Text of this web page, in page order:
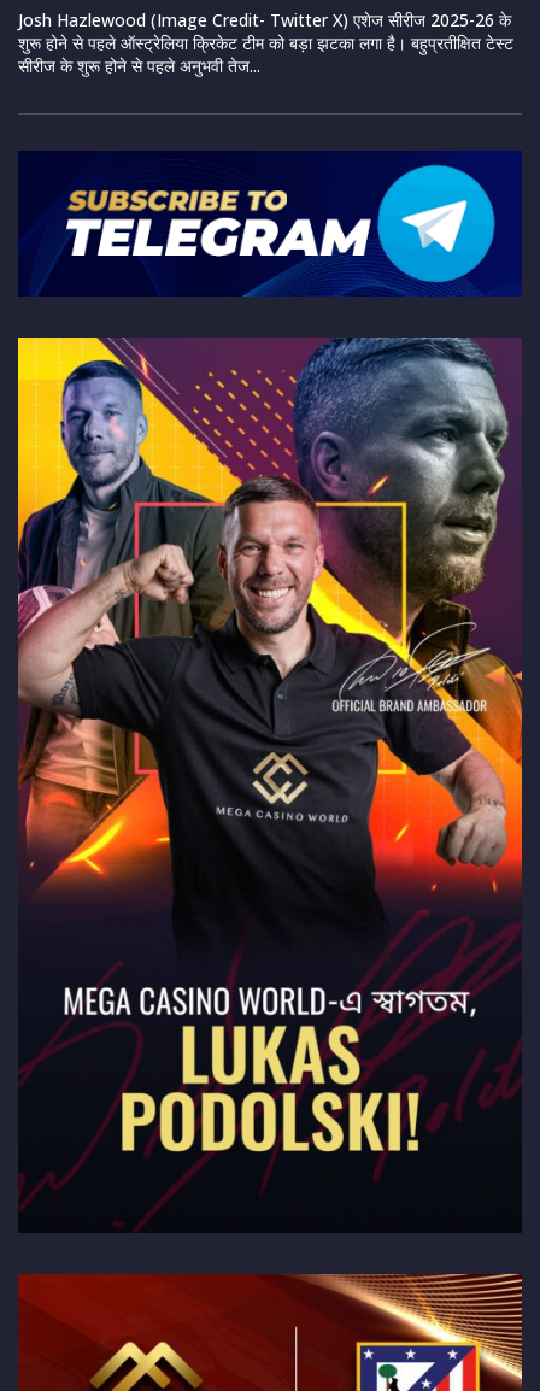
Josh Hazlewood (Image Credit- Twitter X) एशेज सीरीज 2025-26 के
शुरू होने से पहले ऑस्ट्रेलिया क्रिकेट टीम को बड़ा झटका लगा है। बहुप्रतीक्षित टेस्ट
सीरीज के शुरू होने से पहले अनुभवी तेज...